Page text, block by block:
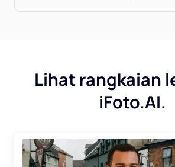
Lihat rangkaian
iFoto.AI.